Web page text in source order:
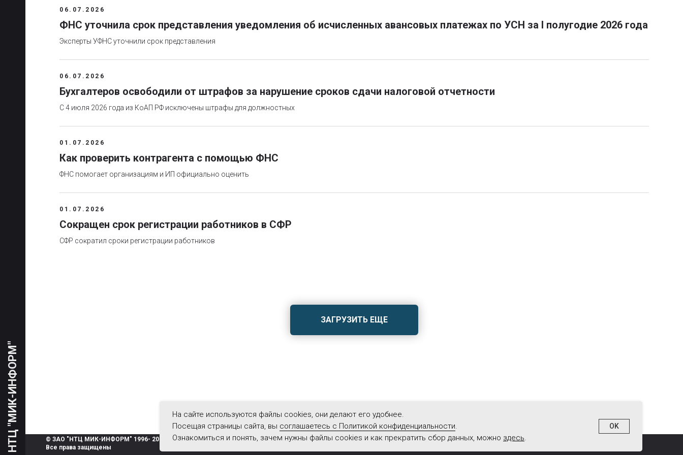
НТЦ "МИК-ИНФОРМ"
06.07.2026
ФНС уточнила срок представления уведомления об исчисленных авансовых платежах по УСН за I полугодие 2026 года
Эксперты УФНС уточнили срок представления
06.07.2026
Бухгалтеров освободили от штрафов за нарушение сроков сдачи налоговой отчетности
С 4 июля 2026 года из КоАП РФ исключены штрафы для должностных
01.07.2026
Как проверить контрагента с помощью ФНС
ФНС помогает организациям и ИП официально оценить
01.07.2026
Сокращен срок регистрации работников в СФР
СФР сократил сроки регистрации работников
ЗАГРУЗИТЬ ЕЩЕ
На сайте используются файлы cookies, они делают его удобнее.
Посещая страницы сайта, вы соглашаетесь с Политикой конфиденциальности.
Ознакомиться и понять, зачем нужны файлы cookies и как прекратить сбор данных, можно здесь.
OK
Мы свяжемся с вами в ближайшее время
© ЗАО "НТЦ МИК-ИНФОРМ" 1996- 2026.
Все права защищены
Политика обработки персональных данных Реквизиты ИТ-аккредитация